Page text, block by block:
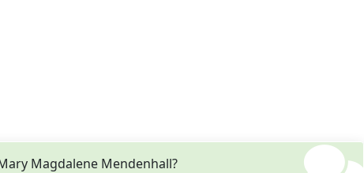
Magdalene Mendenhall?